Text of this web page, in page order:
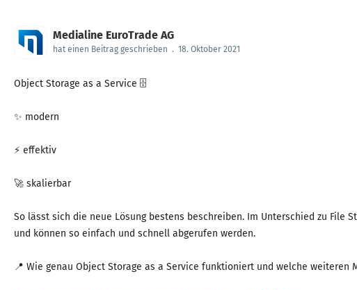
Medialine EuroTrade AG
hat einen Beitrag geschrieben . 18. Oktober 2021
Object Storage as a Service 🗄
✨ modern
⚡ effektiv
🚀 skalierbar
So lässt sich die neue Lösung bestens beschreiben. Im Unterschied zu
und können so einfach und schnell abgerufen werden.
📍 Wie genau Object Storage as a Service funktioniert und welche